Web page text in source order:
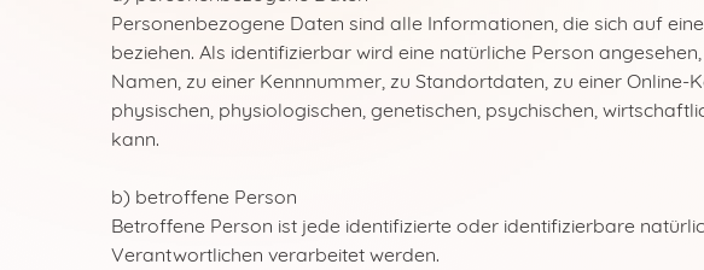
Personenbezogene Daten sind alle Informationen, die sich auf
beziehen. Als identifizierbar wird eine natürliche Person
Namen, zu einer Kennnummer, zu Standortdaten, zu einer
physischen, physiologischen, genetischen, psychischen,
kann.
b) betroffene Person
Betroffene Person ist jede identifizierte oder identifizierbare
Verantwortlichen verarbeitet werden.